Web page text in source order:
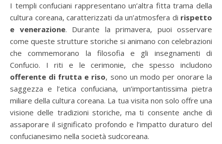
I templi confuciani rappresentano un’altra fitta trama della
cultura coreana, caratterizzati da un’atmosfera di rispetto
e venerazione. Durante la primavera, puoi osservare
come queste strutture storiche si animano con celebrazioni
che commemorano la filosofia e gli insegnamenti di
Confucio. I riti e le cerimonie, che spesso includono
offerente di frutta e riso, sono un modo per onorare la
saggezza e l’etica confuciana, un’importantissima pietra
miliare della cultura coreana. La tua visita non solo offre una
visione delle tradizioni storiche, ma ti consente anche di
assaporare il significato profondo e l’impatto duraturo del
confucianesimo nella società sudcoreana.